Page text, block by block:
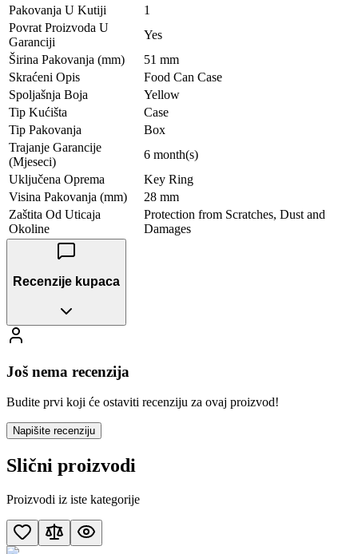
Pakovanja U Kutiji
1
Povrat Proizvoda U
Garanciji
Yes
Širina Pakovanja (mm)
51 mm
Skraćeni Opis
Food Can Case
Spoljašnja Boja
Yellow
Tip Kućišta
Case
Tip Pakovanja
Box
Trajanje Garancije
(Mjeseci)
6 month(s)
Uključena Oprema
Key Ring
Visina Pakovanja (mm)
28 mm
Zaštita Od Uticaja
Okoline
Protection from Scratches, Dust and
Damages
Recenzije kupaca
Još nema recenzija
Budite prvi koji će ostaviti recenziju za ovaj proizvod!
Napišite recenziju
Slični proizvodi
Proizvodi iz iste kategorije